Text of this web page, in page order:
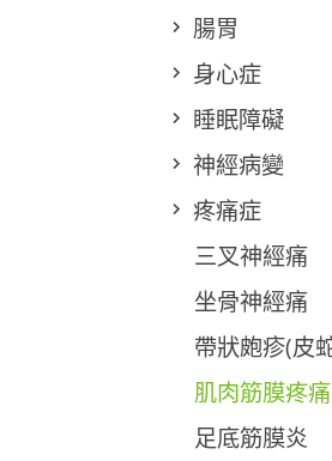
腸胃
身心症
睡眠障礙
神經病變
疼痛症
三叉神經痛
坐骨神經痛
帶狀皰疹(皮
肌肉筋膜疼痛
足底筋膜炎